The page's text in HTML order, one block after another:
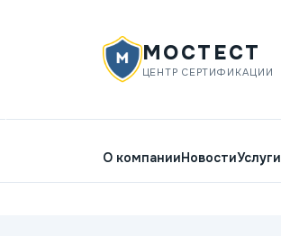
МОСТЕСТ
ЦЕНТР СЕРТИФИКАЦИИ
О компанииНовостиУслуги